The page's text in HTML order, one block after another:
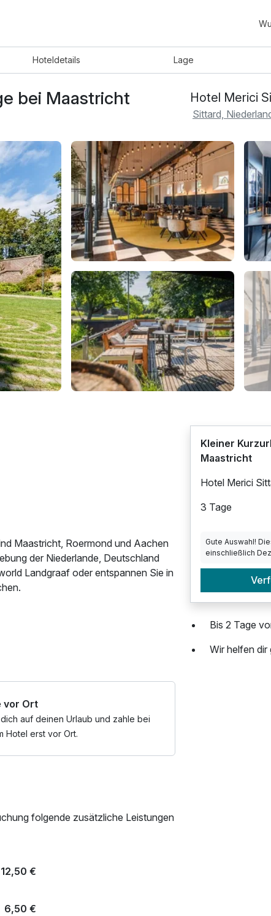
Hoteldetails Lage
bei Maastricht Hotel Merici
Sittard,
Maastricht, Roermond und Aachen
der Niederlande, Deutschland
Landgraaf oder entspannen Sie in
historischen Altstadt und
die imposante Basilika von
von gemütlichen Cafés und
Sie im Stadtpark, dem grünen
eignet.
vor Ort
auf deinen Urlaub und zahle bei
Hotel erst vor Ort.
folgende zusätzliche Leistungen
12,50 €
6,50 €
Kleiner
Maastricht
Hotel Merici
3 Tage
Gute Auswahl!
einschließlich
Bis 2 Tage
Wir helfen dir